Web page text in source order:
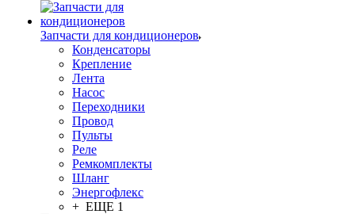
Запчасти для кондиционеров
Конденсаторы
Крепление
Лента
Насос
Переходники
Провод
Пульты
Реле
Ремкомплекты
Шланг
Энергофлекс
+ ЕЩЕ 1